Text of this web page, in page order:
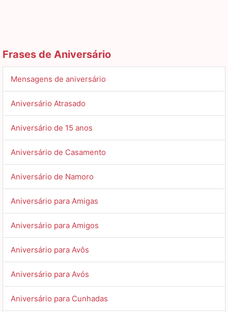
Frases de Aniversário
Mensagens de aniversário
Aniversário Atrasado
Aniversário de 15 anos
Aniversário de Casamento
Aniversário de Namoro
Aniversário para Amigas
Aniversário para Amigos
Aniversário para Avôs
Aniversário para Avós
Aniversário para Cunhadas